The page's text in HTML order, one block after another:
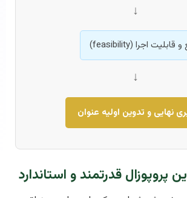
↓
↓
پروپوزال قدرتمند و استاندارد